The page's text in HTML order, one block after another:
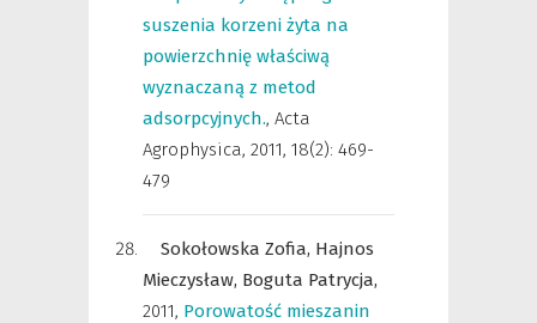
suszenia korzeni żyta na
powierzchnię właściwą
wyznaczaną z metod
adsorpcyjnych., Acta
Agrophysica, 2011, 18(2): 469-
479
Sokołowska Zofia, Hajnos
Mieczysław, Boguta Patrycja,
2011, Porowatość mieszanin